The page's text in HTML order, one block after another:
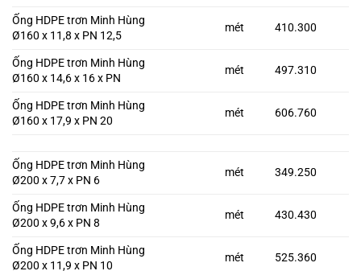
Ống HDPE trơn Minh Hùng
Ø160 x 11,8 x PN 12,5
mét 410.300
Ống HDPE trơn Minh Hùng
Ø160 x 14,6 x 16 x PN
mét 497.310
Ống HDPE trơn Minh Hùng
Ø160 x 17,9 x PN 20
mét 606.760
Ống HDPE trơn Minh Hùng
Ø200 x 7,7 x PN 6
mét 349.250
Ống HDPE trơn Minh Hùng
Ø200 x 9,6 x PN 8
mét 430.430
Ống HDPE trơn Minh Hùng
Ø200 x 11,9 x PN 10
mét 525.360